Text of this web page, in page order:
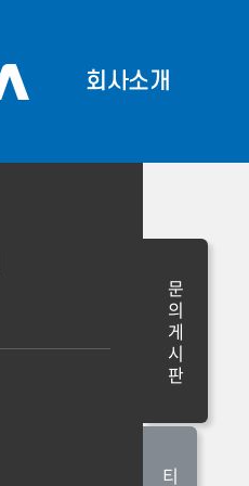
회사소개
문
의
게
시
판
티